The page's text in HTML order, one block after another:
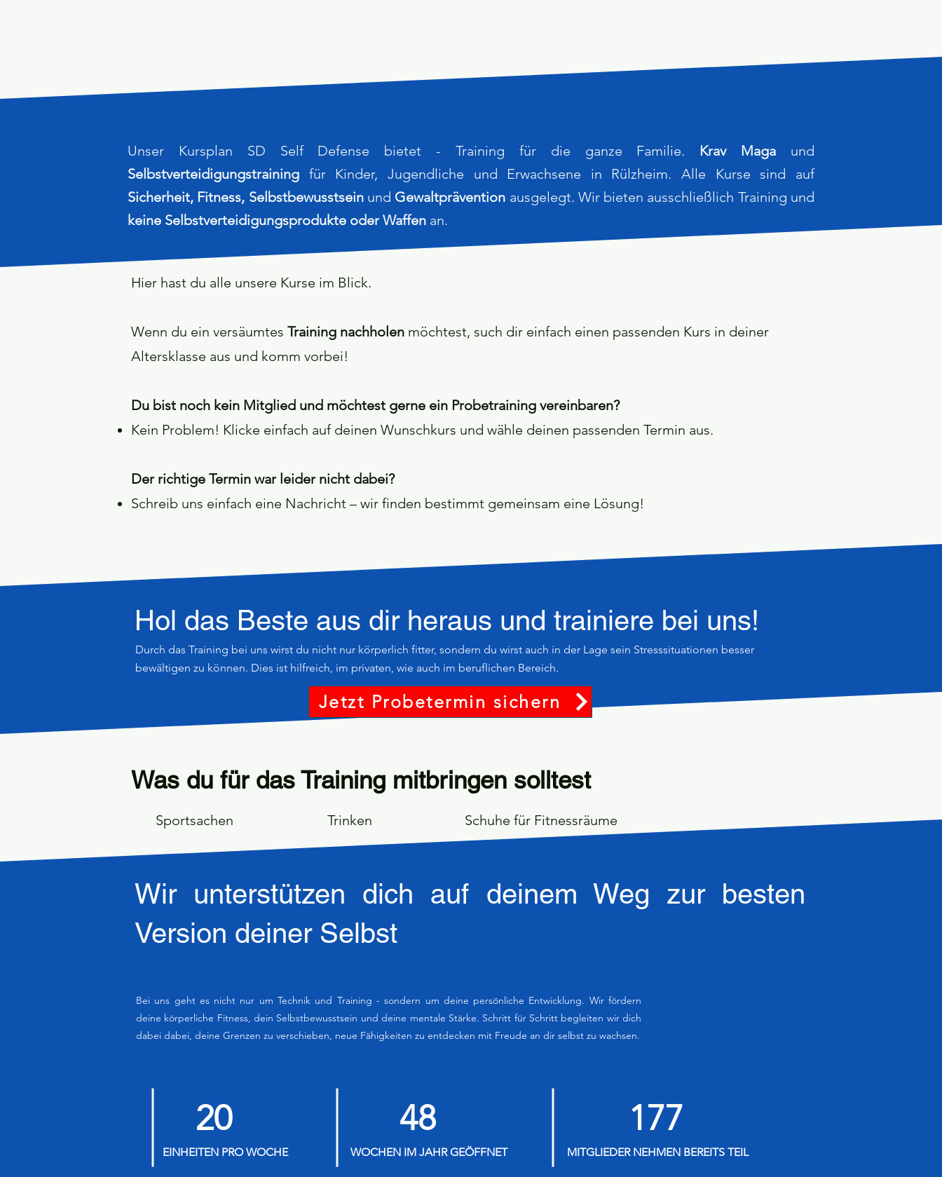
Unser Kursplan SD Self Defense bietet - Training für die ganze Familie. Krav Maga und
Selbstverteidigungstraining für Kinder, Jugendliche und Erwachsene in Rülzheim. Alle Kurse sind auf
Sicherheit, Fitness, Selbstbewusstseinund Gewaltprävention ausgelegt. Wir bieten ausschließlich Training und
keine Selbstverteidigungsprodukte oder Waffen an.
Hier hast du alle unsere Kurse im Blick.
Wenn du ein versäumtes Training nachholen möchtest, such dir einfach einen passenden Kurs in deiner
Altersklasse aus und komm vorbei!
Du bist noch kein Mitglied und möchtest gerne ein Probetraining vereinbaren?
Kein Problem! Klicke einfach auf deinen Wunschkurs und wähle deinen passenden Termin aus. ​
Der richtige Termin war leider nicht dabei?
Schreib uns einfach eine Nachricht – wir finden bestimmt gemeinsam eine Lösung!
Hol das Beste aus dir heraus und trainiere bei uns!
Durch das Training bei uns wirst du nicht nur körperlich fitter, sondern du wirst auch in der Lage sein Stresssituationen besser
bewältigen zu können. Dies ist hilfreich, im privaten, wie auch im beruflichen Bereich.
Jetzt Probetermin sichern
Was du für das Training mitbringen solltest
Sportsachen Schuhe für Fitnessräume
Trinken
Wir unterstützen dich auf deinem Weg zur besten
Version deiner Selbst
Bei uns geht es nicht nur um Technik und Training - sondern um deine persönliche Entwicklung. Wir fördern
deine körperliche Fitness, dein Selbstbewusstsein und deine mentale Stärke. Schritt für Schritt begleiten wir dich
dabei dabei, deine Grenzen zu verschieben, neue Fähigkeiten zu entdecken mit Freude an dir selbst zu wachsen.
20
EINHEITEN PRO WOCHE WOCHEN IM JAHR GEÖFFNET
48 177
MITGLIEDER NEHMEN BEREITS TEIL